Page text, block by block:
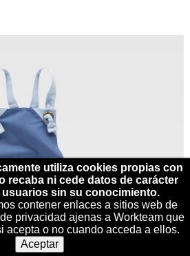
utiliza cookies propias con
recaba ni cede datos de carácter
sin su conocimiento.
contener enlaces a sitios web de
privacidad ajenas a Workteam que
acepta o no cuando acceda a ellos.
Aceptar